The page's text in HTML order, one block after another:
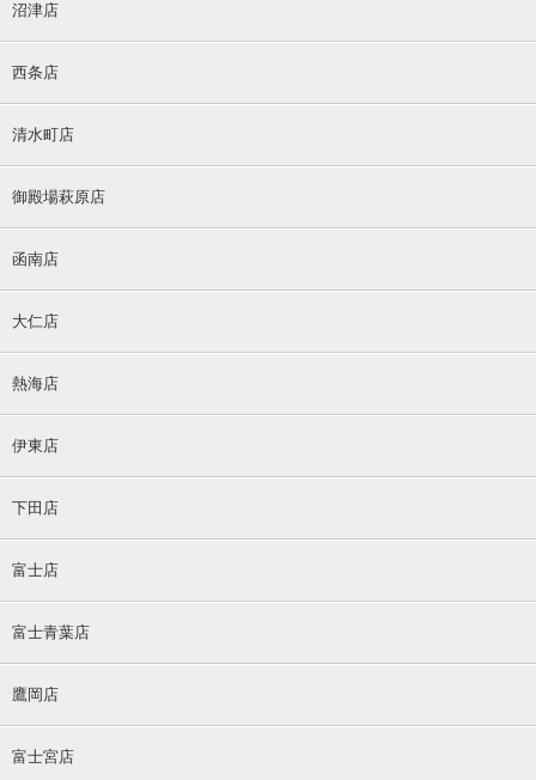
沼津店
西条店
清水町店
御殿場萩原店
函南店
大仁店
熱海店
伊東店
下田店
富士店
富士青葉店
鷹岡店
富士宮店